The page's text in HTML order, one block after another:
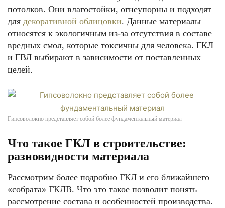
потолков. Они влагостойки, огнеупорны и подходят
для декоративной облицовки. Данные материалы
относятся к экологичным из-за отсутствия в составе
вредных смол, которые токсичны для человека. ГКЛ
и ГВЛ выбирают в зависимости от поставленных
целей.
Гипсоволокно представляет собой более фундаментальный материал
Что такое ГКЛ в строительстве:
разновидности материала
Рассмотрим более подробно ГКЛ и его ближайшего
«собрата» ГКЛВ. Что это такое позволит понять
рассмотрение состава и особенностей производства.